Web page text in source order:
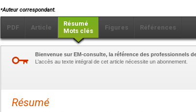
⁎Auteur correspondant.
PDF Article
Résumé
Mots clés
Figures Références
Bienvenue sur EM-consulte, la référence des professionnels
L’accès au texte intégral de cet article nécessite un abonnement.
Résumé